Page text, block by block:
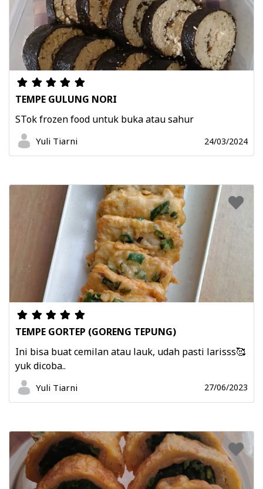
TEMPE GULUNG NORI
STok frozen food untuk buka atau sahur
Yuli Tiarni 24/03/2024
TEMPE GORTEP (GORENG TEPUNG)
Ini bisa buat cemilan atau lauk, udah pasti larisss🥰
yuk dicoba..
Yuli Tiarni 27/06/2023